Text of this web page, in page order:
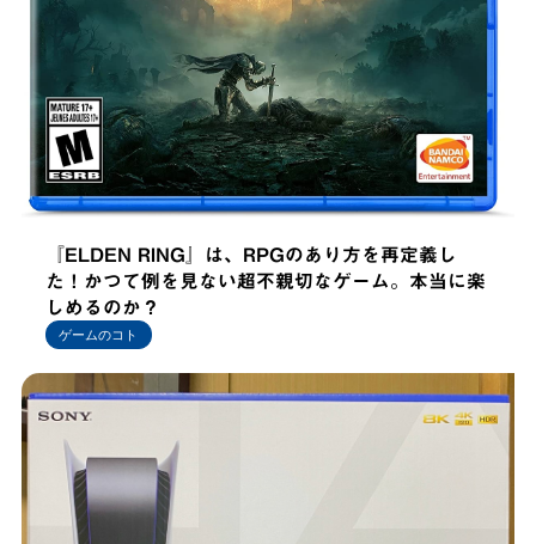
『ELDEN RING』は、RPGのあり方を再定義し
た！かつて例を見ない超不親切なゲーム。本当に楽
しめるのか？
ゲームのコト